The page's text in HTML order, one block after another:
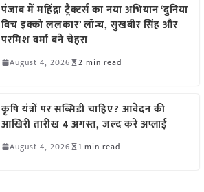
पंजाब में महिंद्रा ट्रैक्टर्स का नया अभियान ‘दुनिया
विच इक्को ललकार’ लॉन्च, सुखबीर सिंह और
परमिश वर्मा बने चेहरा
August 4, 2026 2 min read
कृषि यंत्रों पर सब्सिडी चाहिए? आवेदन की
आखिरी तारीख 4 अगस्त, जल्द करें अप्लाई
August 4, 2026 1 min read